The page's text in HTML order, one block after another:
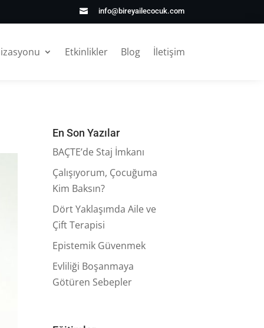
 info@bireyailecocuk.com
Etkinlikler Blog İletişim
En Son Yazılar
BAÇTE’de Staj İmkanı
Çalışıyorum, Çocuğuma
Kim Baksın?
Dört Yaklaşımda Aile ve
Çift Terapisi
Epistemik Güvenmek
Evliliği Boşanmaya
Götüren Sebepler